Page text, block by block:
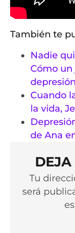
También te
Nadie
Cómo un
Cuando
la vida,
de Ana
DEJA
Tu
será